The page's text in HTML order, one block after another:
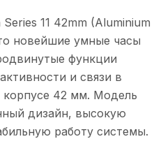
11 42mm (Aluminium
новейшие умные часы
функции
и связи в
42 мм. Модель
дизайн, высокую
работу системы.